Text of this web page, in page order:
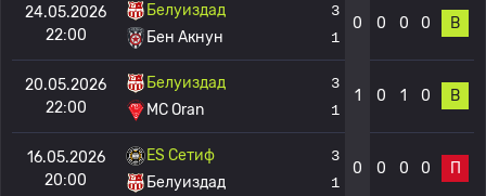
24.05.2026
22:00
Белуиздад
Бен Акнун
3
1
0 0 0 0 В
20.05.2026
22:00
Белуиздад
MC Oran
3
1
1 0 1 0 В
16.05.2026
20:00
ES Сетиф
Белуиздад
3
1
0 0 0 0 П